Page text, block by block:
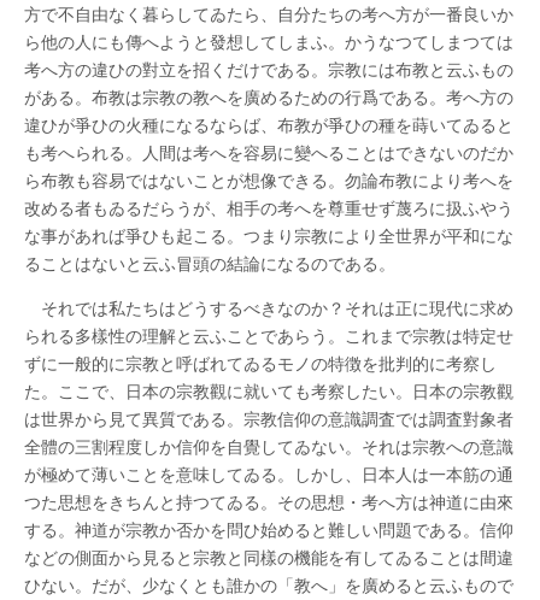
方で不自由なく暮らしてゐたら、自分たちの考へ方が一番良いか
ら他の人にも傳へようと發想してしまふ。かうなつてしまつては
考へ方の違ひの對立を招くだけである。宗教には布教と云ふもの
がある。布教は宗教の教へを廣めるための行爲である。考へ方の
違ひが爭ひの火種になるならば、布教が爭ひの種を蒔いてゐると
も考へられる。人間は考へを容易に變へることはできないのだか
ら布教も容易ではないことが想像できる。勿論布教により考へを
改める者もゐるだらうが、相手の考へを尊重せず蔑ろに扱ふやう
な事があれば爭ひも起こる。つまり宗教により全世界が平和にな
ることはないと云ふ冒頭の結論になるのである。
それでは私たちはどうするべきなのか？それは正に現代に求め
られる多樣性の理解と云ふことであらう。これまで宗教は特定せ
ずに一般的に宗教と呼ばれてゐるモノの特徴を批判的に考察し
た。ここで、日本の宗教觀に就いても考察したい。日本の宗教觀
は世界から見て異質である。宗教信仰の意識調査では調査對象者
全體の三割程度しか信仰を自覺してゐない。それは宗教への意識
が極めて薄いことを意味してゐる。しかし、日本人は一本筋の通
つた思想をきちんと持つてゐる。その思想・考へ方は神道に由來
する。神道が宗教か否かを問ひ始めると難しい問題である。信仰
などの側面から見ると宗教と同樣の機能を有してゐることは間違
ひない。だが、少なくとも誰かの「教へ」を廣めると云ふもので